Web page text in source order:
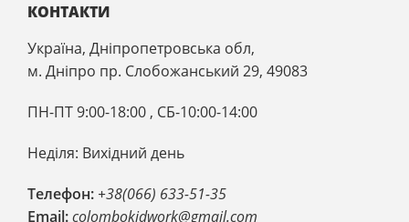
КОНТАКТИ
Україна, Дніпропетровська обл,
м. Дніпро пр. Слобожанський 29, 49083
ПН-ПТ 9:00-18:00 , CБ-10:00-14:00
Неділя: Вихідний день
Телефон: +38(066) 633-51-35
Email:colombokidwork@gmail.com